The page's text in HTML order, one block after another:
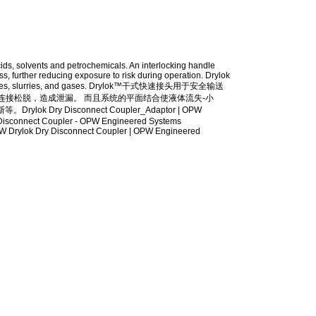
solvents and petrochemicals. An interlocking handle
further reducing exposure to risk during operation. Drylok
slurries, and gases. Drylok™干式快速接头用于安全输送
松脱，造成泄漏。 而且系统的平面结合使液体流失-小
。Drylok Dry Disconnect Coupler_Adaptor | OPW
Coupler - OPW Engineered Systems
Drylok Dry Disconnect Coupler | OPW Engineered